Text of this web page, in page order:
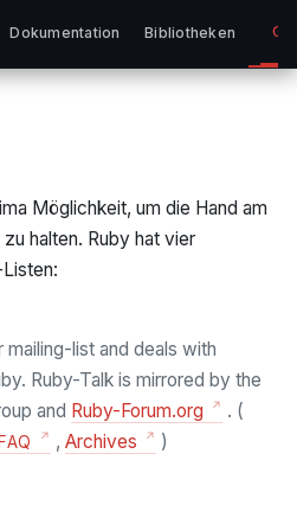
Dokumentation Bibliotheken
Möglichkeit, um die Hand am
halten. Ruby hat vier
list and deals with
Ruby-Talk is mirrored by the
and Ruby-Forum.org
. (
FAQ ,Archives )